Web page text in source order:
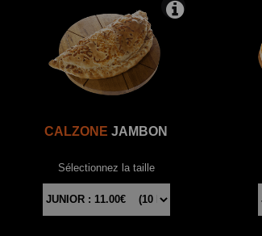
CALZONE JAMBON
Sélectionnez la taille